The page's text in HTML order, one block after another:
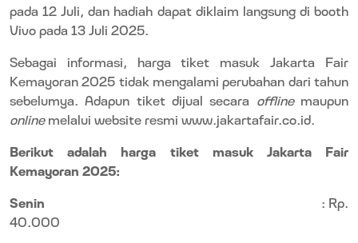
pada 12 Juli, dan hadiah dapat diklaim langsung di booth
Vivo pada 13 Juli 2025.
Sebagai informasi, harga tiket masuk Jakarta Fair
Kemayoran 2025 tidak mengalami perubahan dari tahun
sebelumya. Adapun tiket dijual secara offline maupun
onlinemelalui website resmi www.jakartafair.co.id
Berikut adalah harga tiket masuk Jakarta Fair
Kemayoran 2025:
Senin
: Rp.
40.000